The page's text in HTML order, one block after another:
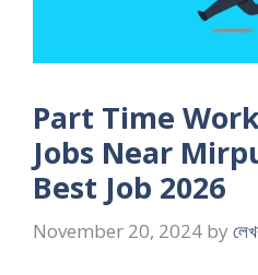
Part Time
Jobs Near
Best Job 2026
November 20, 2024 by